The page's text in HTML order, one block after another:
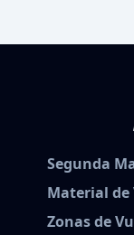
Segunda
Material de
Zonas de